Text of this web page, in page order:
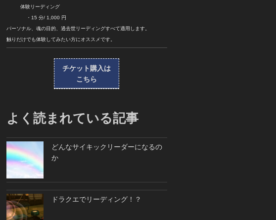
体験リーディング
・15 分/ 1,000 円
パーソナル、魂の目的、過去世リーディングすべて適用します。
触りだけでも体験してみたい方にオススメです。
チケット購入は
こちら
よく読まれている記事
どんなサイキックリーダーになるの
か
ドラクエでリーディング！？